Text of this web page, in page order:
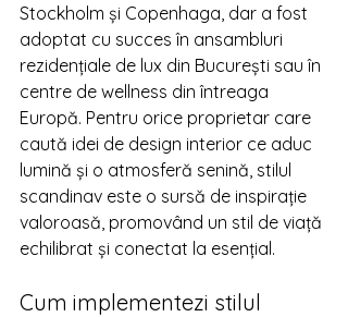
Stockholm și Copenhaga, dar a fost
adoptat cu succes în ansambluri
rezidențiale de lux din București sau în
centre de wellness din întreaga
Europă. Pentru orice proprietar care
caută idei de design interior ce aduc
lumină și o atmosferă senină, stilul
scandinav este o sursă de inspirație
valoroasă, promovând un stil de viață
echilibrat și conectat la esențial.
Cum implementezi stilul